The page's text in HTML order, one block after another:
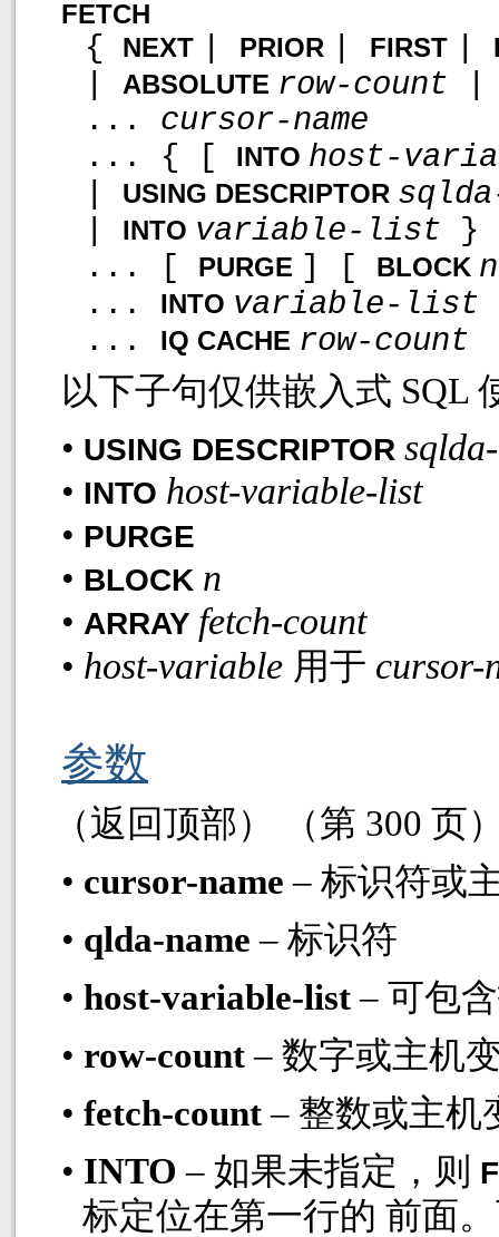
FETCH
{ NEXT PRIOR FIRST
|ABSOLUTE row-count
... cursor-name
... { [
INTO host-
USING DESCRIPTOR
INTO variable-list }
... [
PURGE ] [ BLOCK
...
INTO variable-list
...
IQ CACHE row-count
以下子句仅供嵌入式 SQL
• USING DESCRIPTOR
• INTO host-variable-list
• PURGE
• BLOCK n
• ARRAY fetch-count
• host-variable 用于 cursor-
参数
（返回顶部） （第 300页
• cursor-name– 标识符或
• qlda-name– 标识符
• host-variable-list– 可包
• row-count– 数字或主机
• fetch-count– 整数或主机
• INTO– 如果未指定，则
标定位在第一行的 前面